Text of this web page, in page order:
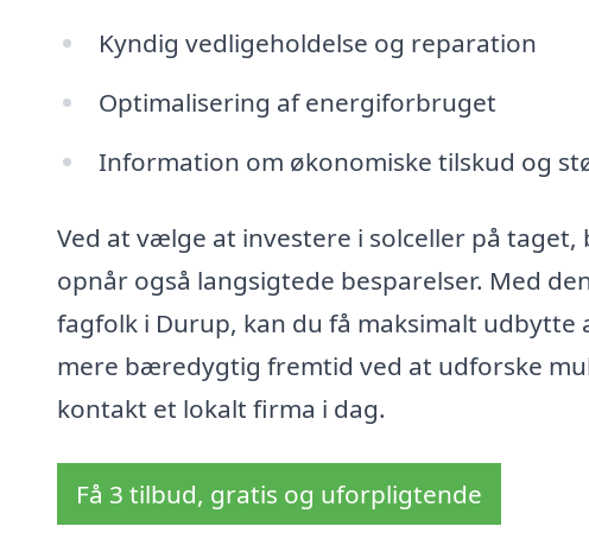
Kyndig vedligeholdelse og reparation
Optimalisering af energiforbruget
Information om økonomiske tilskud og
Ved at vælge at investere i solceller på
opnår også langsigtede besparelser. Med
fagfolk i Durup, kan du få maksimalt
mere bæredygtig fremtid ved at udforske
kontakt et lokalt firma i dag.
Få 3 tilbud, gratis og uforpligtende